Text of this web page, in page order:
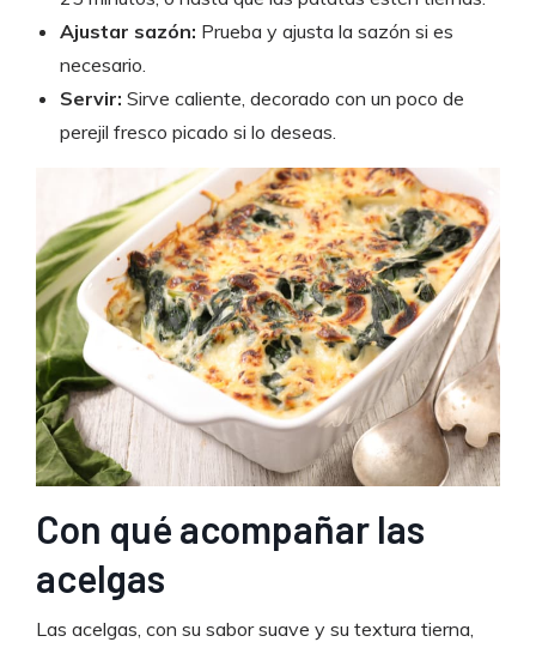
Ajustar sazón: Prueba y ajusta la sazón si es
necesario.
Servir: Sirve caliente, decorado con un poco de
perejil fresco picado si lo deseas.
Con qué acompañar las
acelgas
Las acelgas, con su sabor suave y su textura tierna,